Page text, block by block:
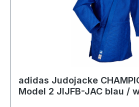
adidas Judojacke
Model 2 JIJFB-JAC blau /